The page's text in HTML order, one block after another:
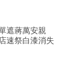
遮蔣萬安親
速祭白漆消失